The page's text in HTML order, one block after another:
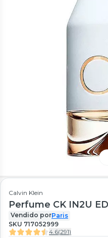
Calvin Klein
Perfume CK IN2U
Vendido porParis
SKU 717052999
4.6(291)